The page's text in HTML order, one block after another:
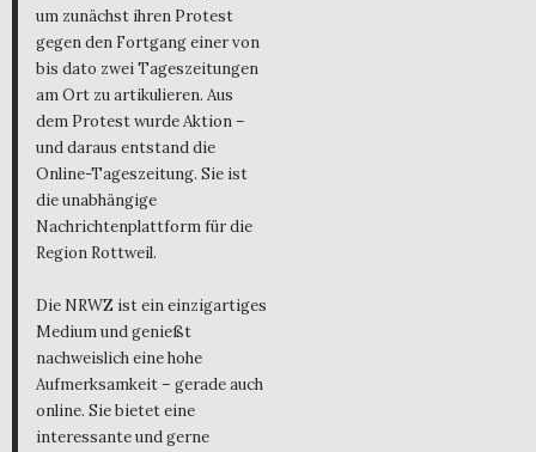
um zunächst ihren Protest
gegen den Fortgang einer von
bis dato zwei Tageszeitungen
am Ort zu artikulieren. Aus
dem Protest wurde Aktion –
und daraus entstand die
Online-Tageszeitung. Sie ist
die unabhängige
Nachrichtenplattform für die
Region Rottweil.
Die NRWZ ist ein einzigartiges
Medium und genießt
nachweislich eine hohe
Aufmerksamkeit – gerade auch
online. Sie bietet eine
interessante und gerne